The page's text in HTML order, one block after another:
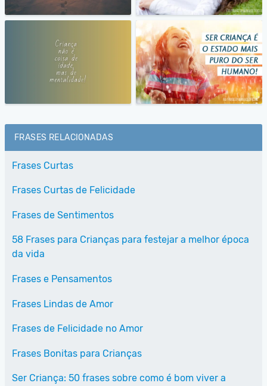
FRASES RELACIONADAS
Frases Curtas
Frases Curtas de Felicidade
Frases de Sentimentos
58 Frases para Crianças para festejar a melhor época
da vida
Frases e Pensamentos
Frases Lindas de Amor
Frases de Felicidade no Amor
Frases Bonitas para Crianças
Ser Criança: 50 frases sobre como é bom viver a